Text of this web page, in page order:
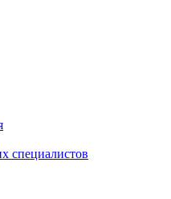
специалистов